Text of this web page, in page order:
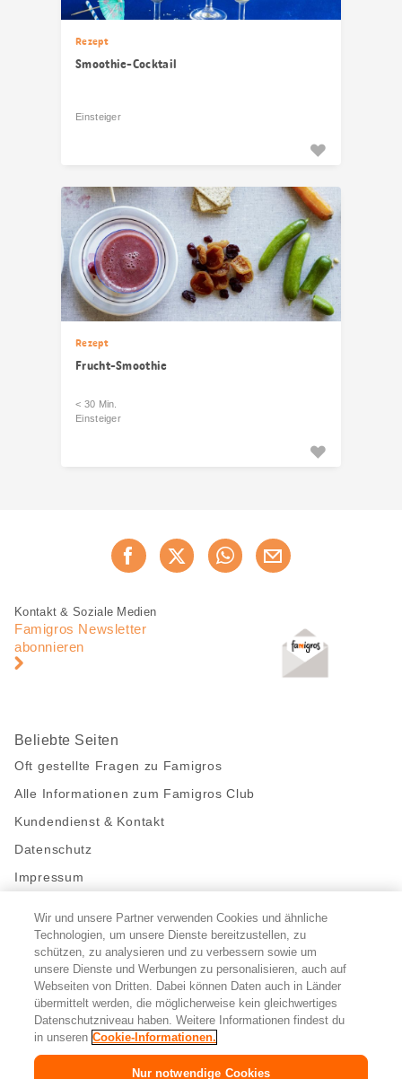
Rezept
Smoothie-Cocktail
Einsteiger
Rezept
Frucht-Smoothie
< 30 Min.
Einsteiger
Jetzt weiterempfehlen
Fusszeile
Fusszeile
Navigation
Kontakt & Soziale Medien
Famigros Newsletter
abonnieren
Beliebte Seiten
Oft gestellte Fragen zu Famigros
Alle Informationen zum Famigros Club
Kundendienst & Kontakt
Datenschutz
Impressum
Bleibe mit uns in Kontakt
Facebook
https://twitter.com/migros
https://www.youtube.com/user/
PinterestInstagram
Cookie-Einstellungen
FR IT
Wir und unsere Partner verwenden Cookies und ähnliche
Technologien, um unsere Dienste bereitzustellen, zu
schützen, zu analysieren und zu verbessern sowie um
unsere Dienste und Werbungen zu personalisieren, auch auf
Webseiten von Dritten. Dabei können Daten auch in Länder
übermittelt werden, die möglicherweise kein gleichwertiges
Datenschutzniveau haben. Weitere Informationen findest du
in unseren Cookie-Informationen.
Nur notwendige Cookies